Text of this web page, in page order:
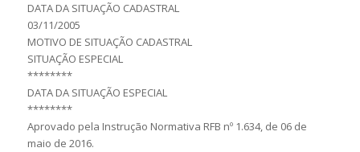
DATA DA SITUAÇÃO CADASTRAL
03/11/2005
MOTIVO DE SITUAÇÃO CADASTRAL
SITUAÇÃO ESPECIAL
********
DATA DA SITUAÇÃO ESPECIAL
********
Aprovado pela Instrução Normativa RFB nº 1.634, de 06 de
maio de 2016.